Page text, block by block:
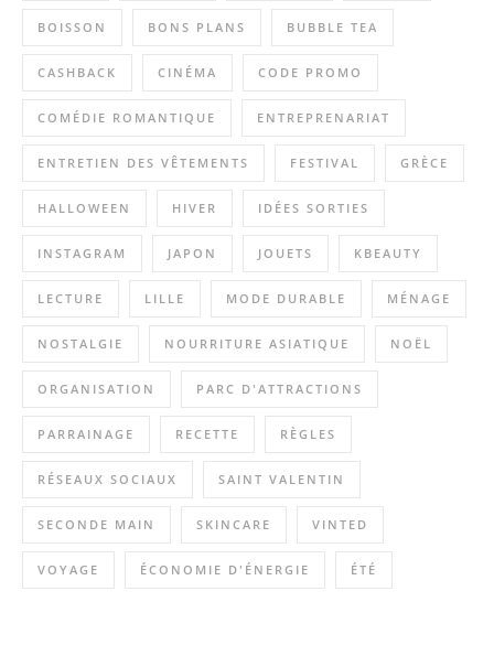
BOISSON BONS PLANS BUBBLE TEA
CASHBACK CINÉMA CODE PROMO
COMÉDIE ROMANTIQUE ENTREPRENARIAT
ENTRETIEN DES VÊTEMENTS FESTIVAL GRÈCE
HALLOWEEN HIVER IDÉES SORTIES
INSTAGRAM JAPON JOUETS KBEAUTY
LECTURE LILLE MODE DURABLE MÉNAGE
NOSTALGIE NOURRITURE ASIATIQUE NOËL
ORGANISATION PARC D'ATTRACTIONS
PARRAINAGE RECETTE RÈGLES
RÉSEAUX SOCIAUX SAINT VALENTIN
SECONDE MAIN SKINCARE VINTED
VOYAGE ÉCONOMIE D'ÉNERGIE ÉTÉ